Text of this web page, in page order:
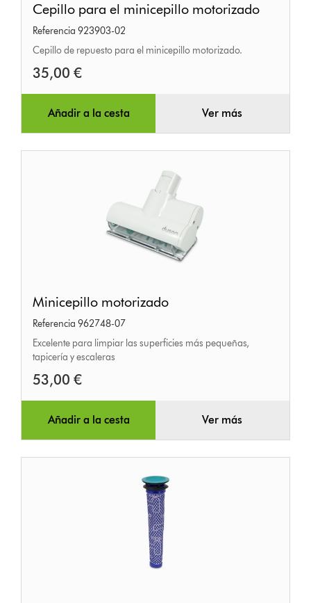
para
el
minicepillo
motorizado
Cepillo para el minicepillo motorizado
Referencia 923903-02
Cepillo de repuesto para el minicepillo motorizado.
35,00 €
Añadir a la cesta Ver más
motorizado
Minicepillo motorizado
Referencia 962748-07
Excelente para limpiar las superficies más pequeñas,
tapicería y escaleras
53,00 €
Añadir a la cesta Ver más